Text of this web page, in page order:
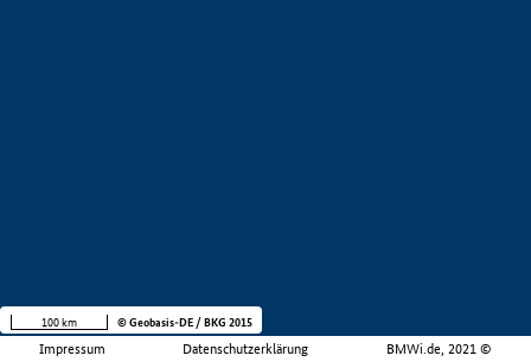
Impressum Datenschutzerklärung BMWi.de, 2021 ©
100 km © Geobasis-DE / BKG 2015